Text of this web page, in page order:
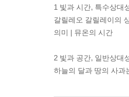
1 빛과 시간, 특수상대
갈릴레오 갈릴레이의
의미 | 뮤온의 시간
2 빛과 공간, 일반상대
하늘의 달과 땅의 사과